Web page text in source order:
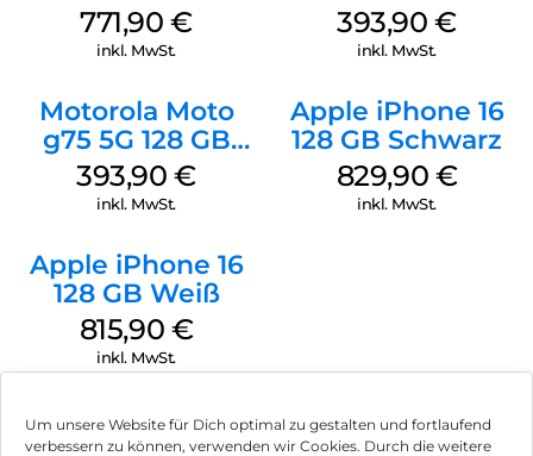
Um unsere Website für Dich optimal zu gestalten und fortlaufend
verbessern zu können, verwenden wir Cookies. Durch die weitere
Icyblue
771,90€
inkl. MwSt.
393,90€
inkl. MwSt.
Motorola Moto
g75 5G 128 GB
Charcoal Gray
393,90€
inkl. MwSt.
Apple iPhone 16
128 GB Schwarz
829,90 €
inkl. MwSt.
Apple iPhone 16
128 GB Weiß
815,90 €
inkl. MwSt.